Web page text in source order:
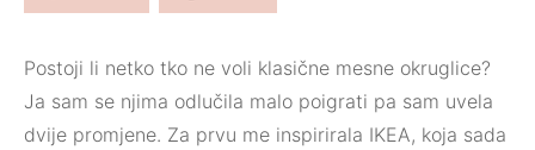
Postoji li netko tko ne voli klasične mesne okruglice?
Ja sam se njima odlučila malo poigrati pa sam uvela
dvije promjene. Za prvu me inspirirala IKEA, koja sada